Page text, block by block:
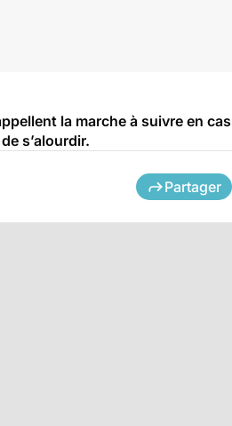
la marche à suivre en cas
s’alourdir.
Partager